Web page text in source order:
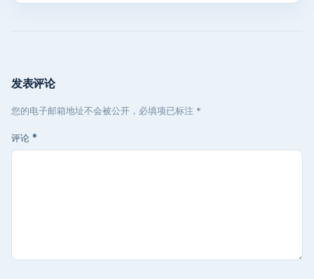
发表评论
您的电子邮箱地址不会被公开，必填项已标注 *
评论 *